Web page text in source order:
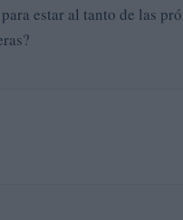
estar al tanto de las